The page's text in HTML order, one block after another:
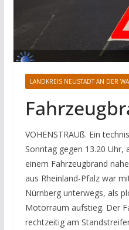
LANDKREIS NEUSTADT AN DER
VOHENSTRAUß. Ein
Sonntag gegen 13.20 Uhr,
einem Fahrzeugbrand
aus Rheinland-Pfalz war
Nürnberg unterwegs, als
Motorraum aufstieg. Der
rechtzeitig am